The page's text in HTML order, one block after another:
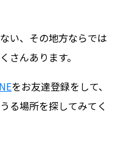
い、その地方ならでは
さんあります。
をお友達登録をして、
る場所を探してみてく